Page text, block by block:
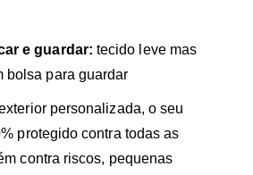
e guardar: tecido leve mas
bolsa para guardar
personalizada, o seu
protegido contra todas as
contra riscos, pequenas